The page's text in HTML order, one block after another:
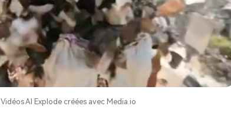
Vidéos AI Explode créées avec Media.io